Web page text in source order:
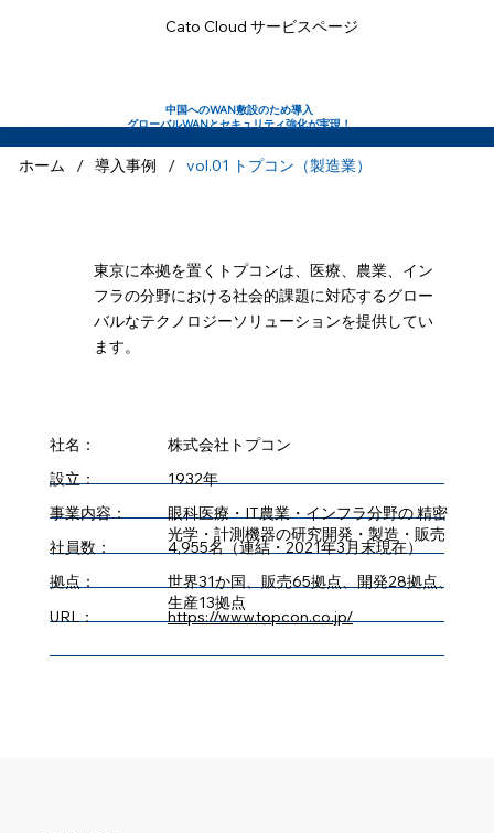
Cato Cloud サービスページ
中国へのWAN敷設のため導入
グローバルWANとセキュリティ強化が実現！
ホーム / 導入事例 / vol.01 トプコン（製造業）
東京に本拠を置くトプコンは、医療、農業、イン
フラの分野における社会的課題に対応するグロー
バルなテクノロジーソリューションを提供してい
ます。
社名：
株式会社トプコン
設立：
1932年
事業内容：
眼科医療・IT農業・インフラ分野の 精密
光学・計測機器の研究開発・製造・販売
社員数：
4,955名（連結・2021年3月末現在）
拠点：
世界31か国、販売65拠点、開発28拠点、
生産13拠点
URL： https://www.topcon.co.jp/